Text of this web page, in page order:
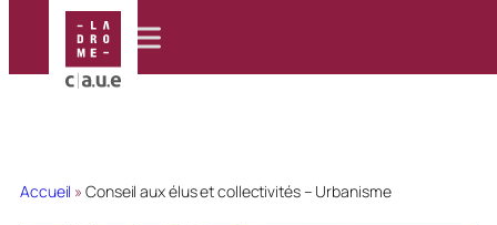
Accueil »Conseil aux élus et collectivités – Urbanisme